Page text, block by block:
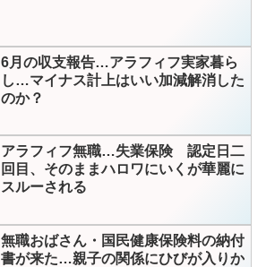
6月の収支報告…アラフィフ実家暮ら
し…マイナス計上はいい加減解消した
のか？
アラフィフ無職…失業保険 認定日二
回目、そのままハロワにいくが華麗に
スルーされる
無職おばさん・国民健康保険料の納付
書が来た…親子の関係にひびが入りか